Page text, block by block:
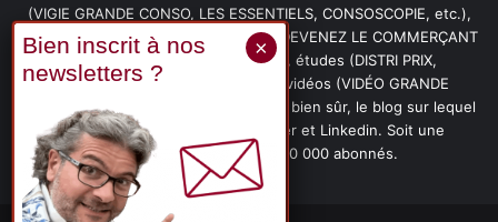
(VIGIE GRANDE CONSO, LES ESSENTIELS, CONSOSCOPIE, etc.),
livres (PENSER-CLIENT, IMAGE-PRIX, DEVENEZ LE COMMERÇANT
PRÉFÉRÉ DE VOS CLIENTS, etc.), études (DISTRI PRIX,
PROMOFLASH, DRIVE INSIGHTS), vidéos (VIDÉO GRANDE
CONSO), podcasts (CAFÉ CONSO) et, bien sûr, le blog sur lequel
vous êtes, ainsi que les fils Twitter et Linkedin. Soit une
communauté de plus de 150 000 abonnés.